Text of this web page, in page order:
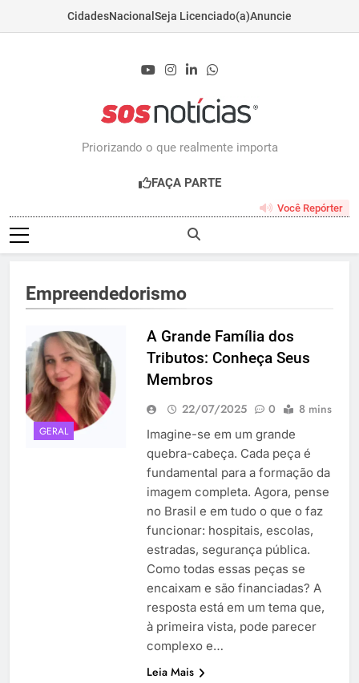
CidadesNacional Seja Licenciado(a)Anuncie
Priorizando o que realmente importa
FAÇA PARTE
Você Repórter
Empreendedorismo
GERAL
A Grande Família dos
Tributos: Conheça Seus
Membros
22/07/2025 0 8 mins
Imagine-se em um grande
quebra-cabeça. Cada peça é
fundamental para a formação da
imagem completa. Agora, pense
no Brasil e em tudo o que o faz
funcionar: hospitais, escolas,
estradas, segurança pública.
Como todas essas peças se
encaixam e são financiadas? A
resposta está em um tema que,
à primeira vista, pode parecer
complexo e…
Leia Mais